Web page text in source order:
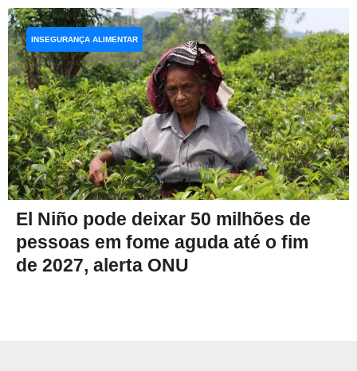
El Niño pode deixar 50 milhões de
pessoas em fome aguda até o fim
de 2027, alerta ONU
INSEGURANÇA ALIMENTAR